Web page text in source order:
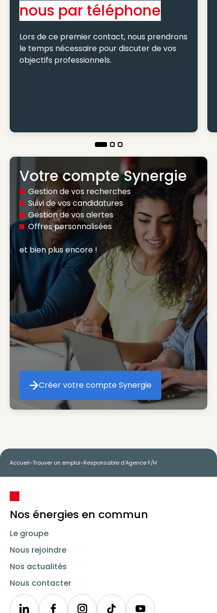
nous par téléphone
Lors de ce premier contact, nous prendrons
le temps nécessaire pour discuter de vos
objectifs professionnels.
Votre compte Synergie
Gestion de vos recherches
Suivi de vos candidatures
Gestion de vos alertes
Offres personnalisées
et bien plus encore !
Créer votre compte Synergie
Créer votre compte Synergie
Accueil-Trouver un emploi-Responsable d'Agence F/H
Nos énergies en commun
Le groupe
Nous rejoindre
Nos actualités
Nous contacter